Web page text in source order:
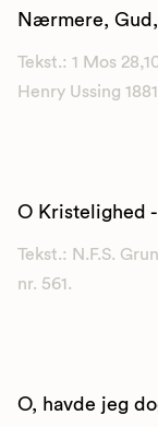
Nærmere,
Tekst.: 1 Mos
Henry Ussing
O Kristelighed -
Tekst.: N.F.S.
nr. 561.
O, havde jeg